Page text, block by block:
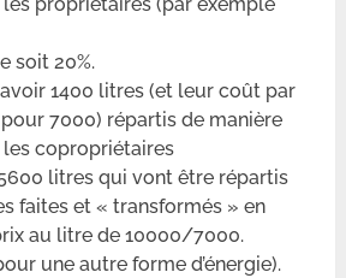
soit 20%.
1400 litres (et leur coût par
7000) répartis de manière
copropriétaires
litres qui vont être répartis
faites et « transformés » en
au litre de 10000/7000.
une autre forme d’énergie).